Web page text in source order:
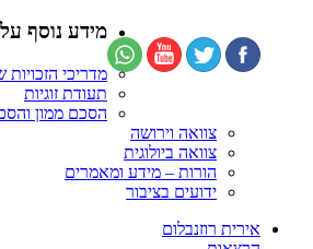
מידע נוסף
מדריכי הזכויות
תעודת זוגיות
הסכם ממון
צוואה וירושה
צוואה ביולוגית
הורות – מידע ומאמרים
ידועים בציבור
אירית רוזנבלום